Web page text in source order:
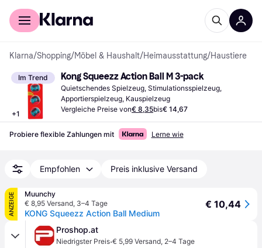
Für Shopper
Klarna/Shopping/Möbel & Haushalt/Heimausstattung/Haustiere
Im Trend
+1
Kong Squeezz Action Ball M 3-pack
Quietschendes Spielzeug, Stimulationsspielzeug,
Apportierspielzeug, Kauspielzeug
Vergleiche Preise von€ 8,35bis€ 14,67
Probiere flexible Zahlungen mit Lerne wie
Empfohlen Preis inklusive Versand
ANZEIGE
Muunchy
€ 8,95 Versand, 3–4 Tage
KONG Squeezz Action Ball Medium
€ 10,44
Proshop.at
Niedrigster Preis·€ 5,99 Versand, 2–4 Tage